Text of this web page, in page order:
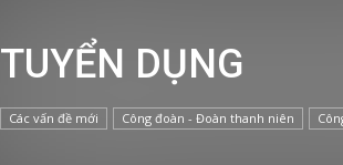
TUYỂN DỤNG
Các vấn đề mới Công đoàn - Đoàn thanh niên